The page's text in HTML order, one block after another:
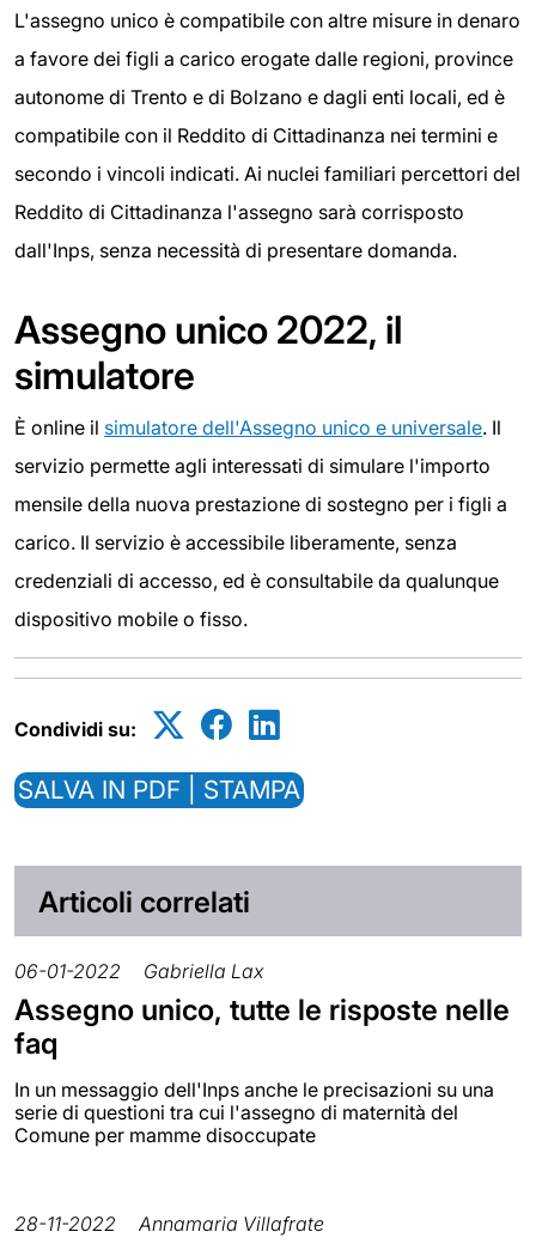
L'assegno unico è compatibile con altre misure in denaro
a favore dei figli a carico erogate dalle regioni, province
autonome di Trento e di Bolzano e dagli enti locali, ed è
compatibile con il Reddito di Cittadinanza nei termini e
secondo i vincoli indicati. Ai nuclei familiari percettori del
Reddito di Cittadinanza l'assegno sarà corrisposto
dall'Inps, senza necessità di presentare domanda.
Assegno unico 2022, il
simulatore
È online il simulatore dell'Assegno unico e universale. Il
servizio permette agli interessati di simulare l'importo
mensile della nuova prestazione di sostegno per i figli a
carico. Il servizio è accessibile liberamente, senza
credenziali di accesso, ed è consultabile da qualunque
dispositivo mobile o fisso.
Condividi su:
SALVA IN PDF | STAMPA
Articoli correlati
06-01-2022 Gabriella Lax
Assegno unico, tutte le risposte nelle
faq
In un messaggio dell'Inps anche le precisazioni su una
serie di questioni tra cui l'assegno di maternità del
Comune per mamme disoccupate
28-11-2022 Annamaria Villafrate